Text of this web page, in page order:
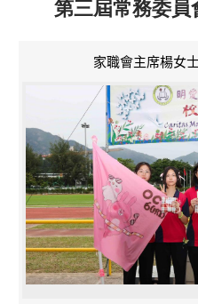
第三屆常務委
家職會主席楊女